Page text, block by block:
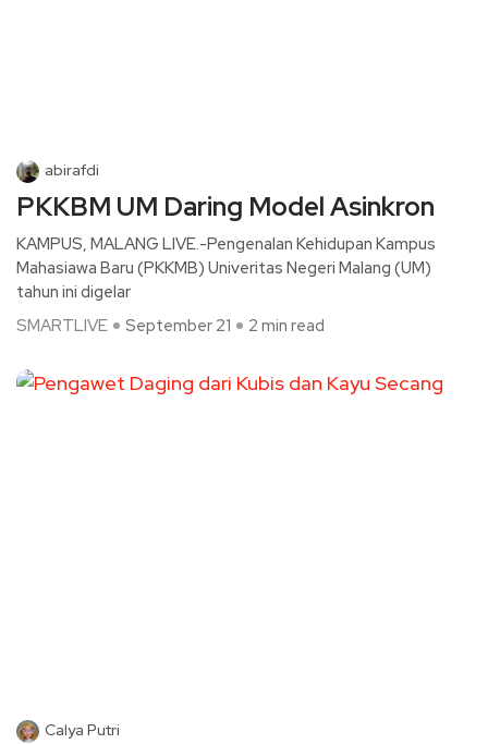
abirafdi
PKKBM UM Daring Model Asinkron
KAMPUS, MALANG LIVE.-Pengenalan Kehidupan Kampus
Mahasiawa Baru (PKKMB) Univeritas Negeri Malang (UM)
tahun ini digelar
SMARTLIVE
September 21 2 min read
Calya Putri